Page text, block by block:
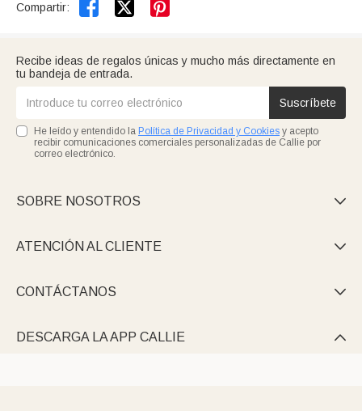
Compartir:  
Recibe ideas de regalos únicas y mucho más directamente en
tu bandeja de entrada.
Suscríbete
He leído y entendido la Política de Privacidad y Cookies y acepto
recibir comunicaciones comerciales personalizadas de Callie por
correo electrónico.
SOBRE NOSOTROS 
ATENCIÓN AL CLIENTE 
CONTÁCTANOS 
DESCARGA LA APP CALLIE 